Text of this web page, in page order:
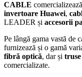
CABLE
invertoare Huawei,
LEADER și accesorii
Pe lângă gama vastă de
furnizează și o gamă
fibră optică, dar și truse
comercializate.